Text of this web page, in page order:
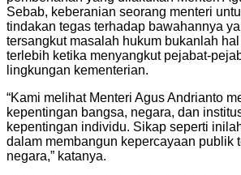
Sebab, keberanian seorang menteri
tindakan tegas terhadap bawahannya
tersangkut masalah hukum bukanlah
terlebih ketika menyangkut pejabat-
lingkungan kementerian.
“Kami melihat Menteri Agus Andrianto
kepentingan bangsa, negara, dan
kepentingan individu. Sikap seperti
dalam membangun kepercayaan publik
negara,” katanya.